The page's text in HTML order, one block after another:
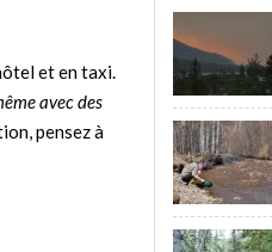
et en taxi.
avec des
pensez à